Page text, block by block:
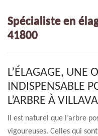
Spécialiste en
41800
L’ÉLAGAGE, UNE
INDISPENSABLE
L’ARBRE À
Il est naturel que l’arbre
vigoureuses. Celles qui